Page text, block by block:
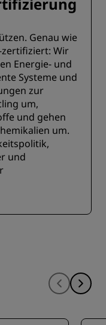
Genau wie
zertifiziert: Wir
Energie- und
Systeme und
zur
um,
und gehen
um.
und